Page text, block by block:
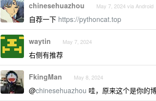
chinesehuazhou May 7, 2024 via Android
自荐一下 https://pythoncat.top
waytin May 7, 2024
右侧有推荐
FkingMan May 8, 2024
@chinesehuazhou 哇，原来这个是你的